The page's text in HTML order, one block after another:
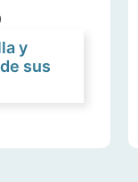
y
sus